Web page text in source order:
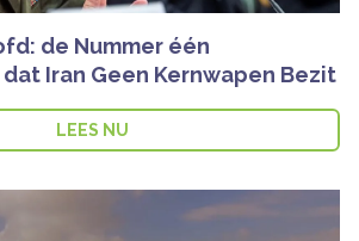
de Nummer één
Iran Geen Kernwapen Bezit
LEES NU